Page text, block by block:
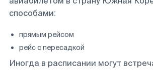
способами:
прямым рейсом
рейс с пересадкой
Иногда в расписании могут